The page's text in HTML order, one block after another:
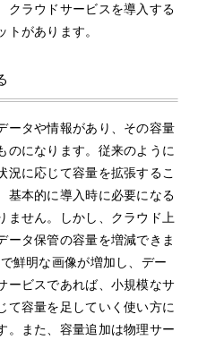
クラウドサービスを導入する
トがあります。
ータや情報があり、その容量
のになります。従来のように
況に応じて容量を拡張するこ
基本的に導入時に必要になる
ません。しかし、クラウド上
ータ保管の容量を増減できま
鮮明な画像が増加し、デー
ービスであれば、小規模なサ
て容量を足していく使い方に
。また、容量追加は物理サー